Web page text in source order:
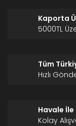
Kaporta
5000TL
Tüm
Hızlı
Havale
Kolay